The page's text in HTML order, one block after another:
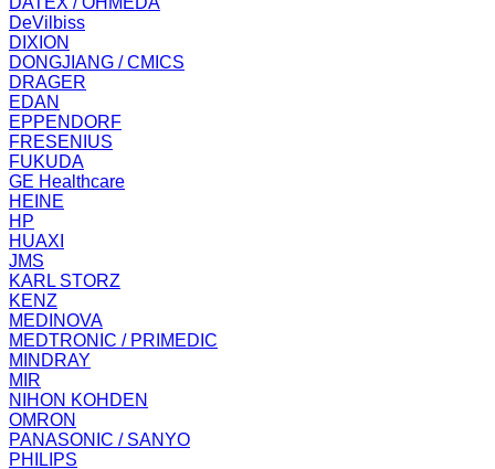
DeVilbiss
DIXION
DONGJIANG / CMICS
DRAGER
EDAN
EPPENDORF
FRESENIUS
FUKUDA
GE Healthcare
HEINE
HP
HUAXI
JMS
KARL STORZ
KENZ
MEDINOVA
MEDTRONIC / PRIMEDIC
MINDRAY
MIR
NIHON KOHDEN
OMRON
PANASONIC / SANYO
PHILIPS